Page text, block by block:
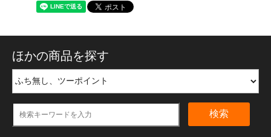
ほかの商品を探す
検索